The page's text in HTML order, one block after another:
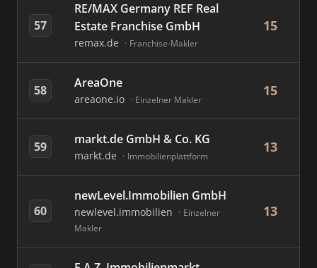
57
RE/MAX Germany REF Real
Estate Franchise GmbH
remax.de Franchise-Makler
15
58 AreaOne
areaone.io Einzelner Makler
15
59 markt.de GmbH & Co. KG
markt.de Immobilienplattform
13
60
newLevel.Immobilien GmbH
newlevel.immobilien
Einzelner
Makler
13